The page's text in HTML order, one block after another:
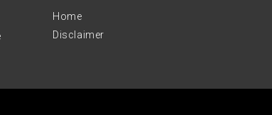
Home
Disclaimer